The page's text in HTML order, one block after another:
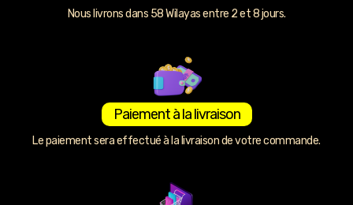
Nous livrons dans 58 Wilayas entre 2 et 8 jours.
Paiement à la livraison
Le paiement sera effectué à la livraison de votre commande.